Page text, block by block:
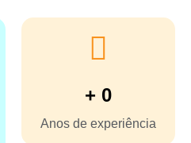
+ 0
Anos de experiência